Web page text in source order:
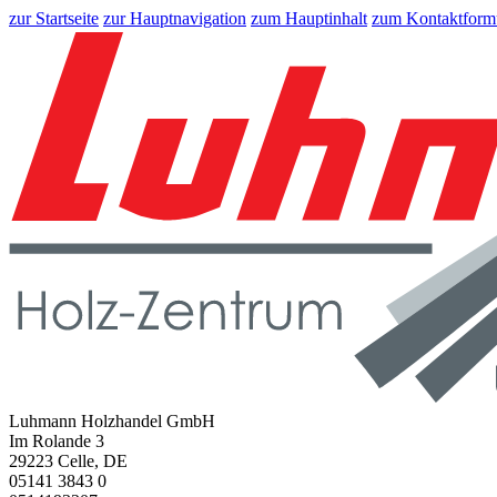
zur Startseite zur Hauptnavigation zum Hauptinhalt zum
Luhmann Holzhandel GmbH
Im Rolande 3
29223 Celle, DE
05141 3843 0